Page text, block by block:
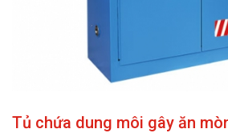
Tủ chứa dung môi gây ăn